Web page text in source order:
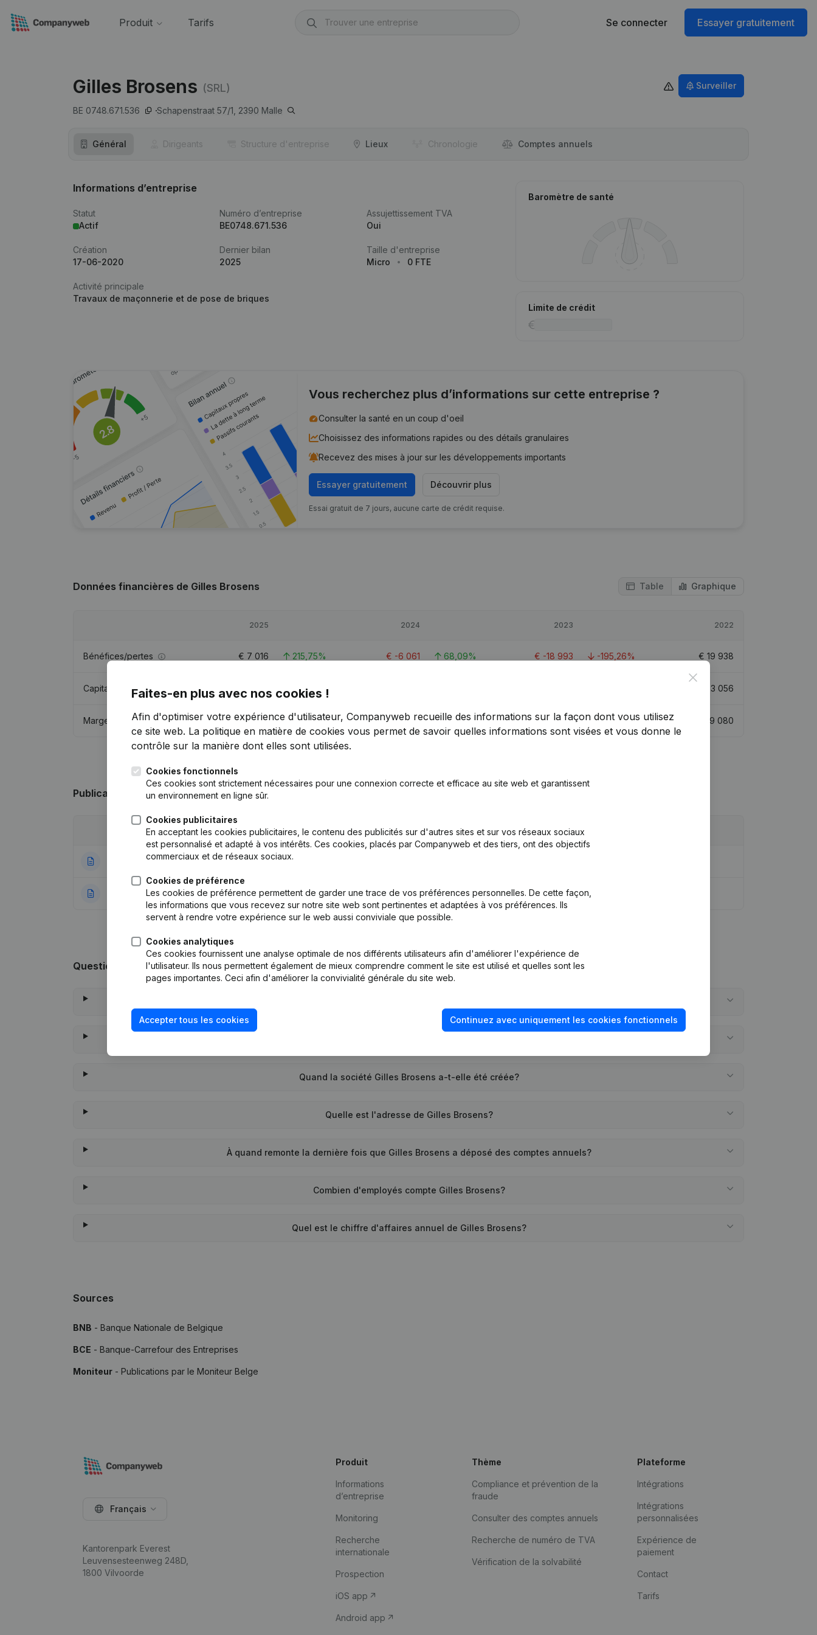
Produit Tarifs Se connecter Essayer gratuitement
Gilles Brosens (SRL)
BE 0748.671.536 Schapenstraat 57/1, 2390 Malle
Surveiller
Général Dirigeants Structure d'entreprise Lieux Chronologie Comptes annuels
Informations d’entreprise
Statut
Actif
Numéro d’entreprise
BE0748.671.536
Assujettissement TVA
Oui
Création
17-06-2020
Dernier bilan
2025
Taille d'entreprise
Micro
0 FTE
Activité principale
Travaux de maçonnerie et de pose de briques
Baromètre de santé
Limite de crédit
Vous recherchez plus d’informations sur cette entreprise ?
Consulter la santé en un coup d'oeil
Choisissez des informations rapides ou des détails granulaires
Recevez des mises à jour sur les développements importants
Essayer gratuitement Découvrir plus
Essai gratuit de 7 jours, aucune carte de crédit requise.
Données financières de Gilles Brosens Table Graphique
2025 2024 2023 2022
Bénéfices/pertes € 7 016 215,75% € -6 061 68,09% € -18 993 -195,26% € 19 938
Capitaux propres 87,67% 33 056
Marge brute €17 711 343,08% €3 997 148,61% €-8 223 -128,28% 29 080
Publications de Gilles Brosens
Publication
09-11-2023 Siège Social - Adressen Anders Dan Siège Social
19-06-2020 Rubrique Constitution (Nouvelle Personne Morale, Ouverture Succursale, etc...)(NL)
Questions fréquemment posées
Quand la société Gilles Brosens a-t-elle été créée?
Quelle est l'adresse de Gilles Brosens?
À quand remonte la dernière fois que Gilles Brosens a déposé des comptes annuels?
Combien d'employés compte Gilles Brosens?
Quel est le chiffre d'affaires annuel de Gilles Brosens?
Sources
BNB - Banque Nationale de Belgique
BCE - Banque-Carrefour des Entreprises
Moniteur - Publications par le Moniteur Belge
Close
Faites-en plus avec nos cookies !
Afin d'optimiser votre expérience d'utilisateur, Companyweb recueille des informations sur la façon dont vous utilisez
ce site web. La politique en matière de cookies vous permet de savoir quelles informations sont visées et vous donne le
contrôle sur la manière dont elles sont utilisées.
Cookies fonctionnels
Ces cookies sont strictement nécessaires pour une connexion correcte et efficace au site web et garantissent
un environnement en ligne sûr.
Cookies publicitaires
En acceptant les cookies publicitaires, le contenu des publicités sur d'autres sites et sur vos réseaux sociaux
est personnalisé et adapté à vos intérêts. Ces cookies, placés par Companyweb et des tiers, ont des objectifs
commerciaux et de réseaux sociaux.
Cookies de préférence
Les cookies de préférence permettent de garder une trace de vos préférences personnelles. De cette façon,
les informations que vous recevez sur notre site web sont pertinentes et adaptées à vos préférences. Ils
servent à rendre votre expérience sur le web aussi conviviale que possible.
Cookies analytiques
Ces cookies fournissent une analyse optimale de nos différents utilisateurs afin d'améliorer l'expérience de
l'utilisateur. Ils nous permettent également de mieux comprendre comment le site est utilisé et quelles sont les
pages importantes. Ceci afin d'améliorer la convivialité générale du site web.
Accepter tous les cookies Continuez avec uniquement les cookies fonctionnels
Français
Kantorenpark Everest
Leuvensesteenweg 248D,
1800 Vilvoorde
Produit
Informations
d’entreprise
Monitoring
Recherche
internationale
Prospection
iOS app
Android app
Thème
Compliance et prévention de la
fraude
Consulter des comptes annuels
Recherche de numéro de TVA
Vérification de la solvabilité
Plateforme
Intégrations
Intégrations
personnalisées
Expérience de
paiement
Contact
Tarifs